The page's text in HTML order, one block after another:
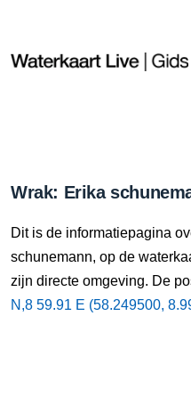
Wrak: Erika
Dit is de informatiepagina
schunemann, op de
zijn directe omgeving. De
N,8 59.91 E (58.249500,